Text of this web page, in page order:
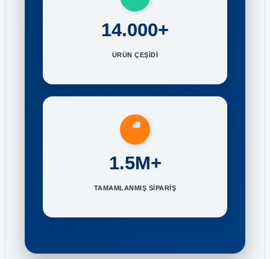
14.000+
ÜRÜN ÇEŞİDİ
1.5M+
TAMAMLANMIŞ SİPARİŞ